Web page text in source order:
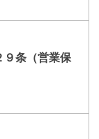
９条（営業保